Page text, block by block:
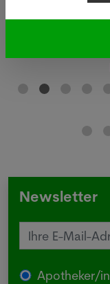
Newsletter
Apotheker/in